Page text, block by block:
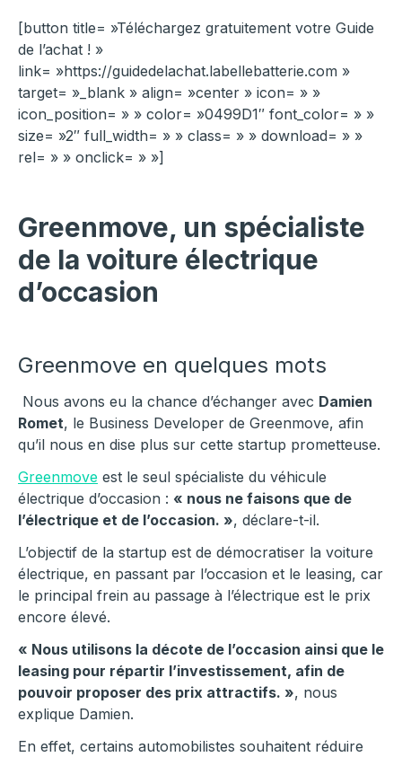
[button title= »Téléchargez gratuitement votre Guide
de l’achat ! »
link= »https://guidedelachat.labellebatterie.com »
target= »_blank » align= »center » icon= » »
icon_position= » » color= »0499D1″ font_color= » »
size= »2″ full_width= » » class= » » download= » »
rel= » » onclick= » »]
Greenmove, un spécialiste
de la voiture électrique
d’occasion
Greenmove en quelques mots
Nous avons eu la chance d’échanger avec Damien
Romet, le Business Developer de Greenmove, afin
qu’il nous en dise plus sur cette startup prometteuse.
Greenmove est le seul spécialiste du véhicule
électrique d’occasion : « nous ne faisons que de
l’électrique et de l’occasion. », déclare-t-il.
L’objectif de la startup est de démocratiser la voiture
électrique, en passant par l’occasion et le leasing, car
le principal frein au passage à l’électrique est le prix
encore élevé.
« Nous utilisons la décote de l’occasion ainsi que le
leasing pour répartir l’investissement, afin de
pouvoir proposer des prix attractifs. », nous
explique Damien.
En effet, certains automobilistes souhaitent réduire